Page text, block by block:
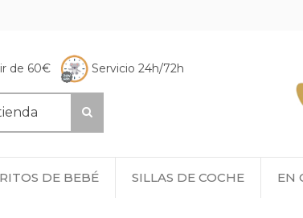
de 60€ Servicio 24h/72h
DE BEBÉ SILLAS DE COCHE EN